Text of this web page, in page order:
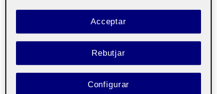
Rebutjar
Acceptar
Configurar